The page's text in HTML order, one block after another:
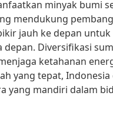
minyak bumi
mendukung
jauh ke depan
depan. Diversifikasi
ketahanan
yang tepat,
yang mandiri dalam